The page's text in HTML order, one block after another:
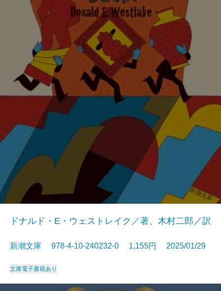
ドナルド・E・ウェストレイク／著、木村二郎／訳
新潮文庫 978-4-10-240232-0 1,155円 2025/01/29
文庫電子書籍あり